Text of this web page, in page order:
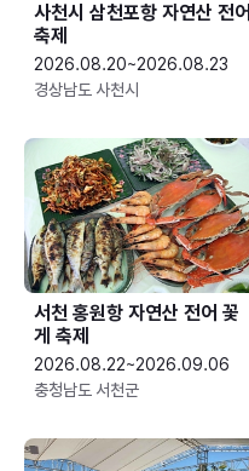
사천시 삼천포항 자연산 전어
축제
2026.08.20~2026.08.23
경상남도 사천시
서천 홍원항 자연산 전어 꽃
게 축제
2026.08.22~2026.09.06
충청남도 서천군